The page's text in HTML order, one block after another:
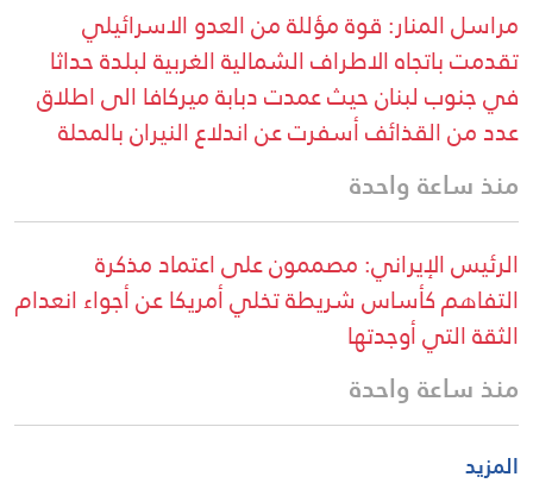
مراسل المنار: قوة مؤللة من العدو الاسرائيلي
تقدمت باتجاه الاطراف الشمالية الغربية لبلدة حداثا
في جنوب لبنان حيث عمدت دبابة ميركافا الى اطلاق
عدد من القذائف أسفرت عن اندلاع النيران بالمحلة
منذ ساعة واحدة
الرئيس الإيراني: مصممون على اعتماد مذكرة
التفاهم كأساس شريطة تخلي أمريكا عن أجواء انعدام
الثقة التي أوجدتها
منذ ساعة واحدة
المزيد